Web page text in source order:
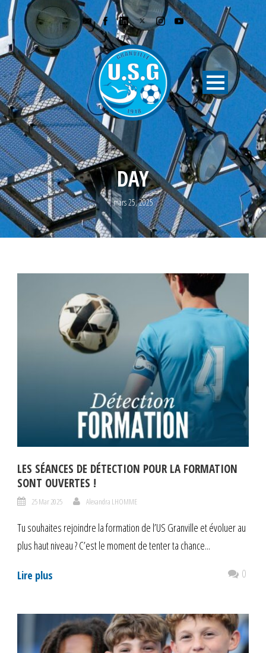
DAY
mars 25, 2025
LES SÉANCES DE DÉTECTION POUR LA FORMATION
SONT OUVERTES !
25 Mar 2025 Alexandra LHOMME
Tu souhaites rejoindre la formation de l’US Granville et évoluer au
plus haut niveau ? C’est le moment de tenter ta chance...
Lire plus 0